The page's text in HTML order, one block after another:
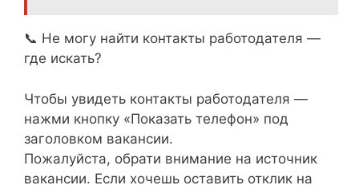
📞 Не могу найти контакты работодателя —
где искать?
Чтобы увидеть контакты работодателя —
нажми кнопку «Показать телефон» под
заголовком вакансии.
Пожалуйста, обрати внимание на источник
вакансии. Если хочешь оставить отклик на